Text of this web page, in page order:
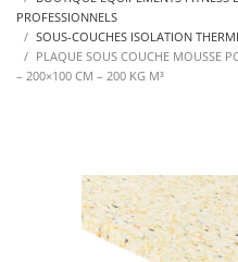
PROFESSIONNELS
SOUS-COUCHES ISOLATION
PLAQUE SOUS COUCHE MOUSSE
– 200×100 CM – 200 KG M³